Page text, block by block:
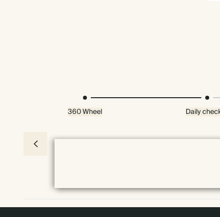
360 Wheel Daily